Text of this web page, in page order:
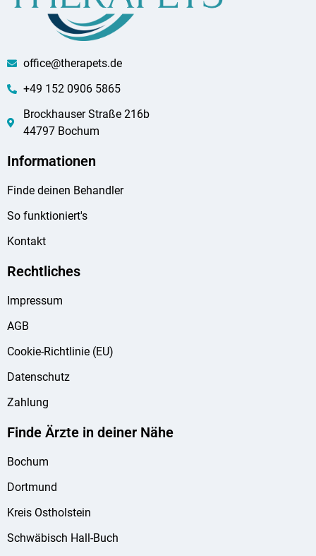
office@therapets.de
+49 152 0906 5865
Brockhauser Straße 216b
44797 Bochum
Informationen
Finde deinen Behandler
So funktioniert's
Kontakt
Rechtliches
Impressum
AGB
Cookie-Richtlinie (EU)
Datenschutz
Zahlung
Finde Ärzte in deiner Nähe
Bochum
Dortmund
Kreis Ostholstein
Schwäbisch Hall-Buch